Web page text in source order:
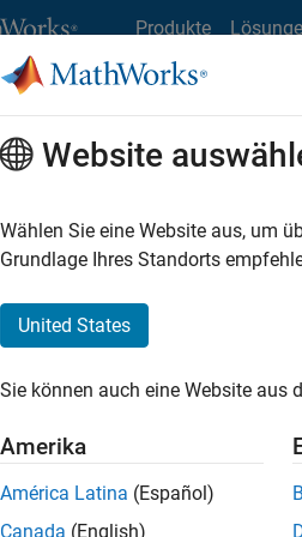
Produkte
bei MathWorks
Stellensuche
Stellen
Es
Region
Website
Wählen Sie eine Website aus, um
Grundlage Ihres Standorts
United States
Sie können auch eine Website aus
Amerika
América Latina (Español)
Canada (English)